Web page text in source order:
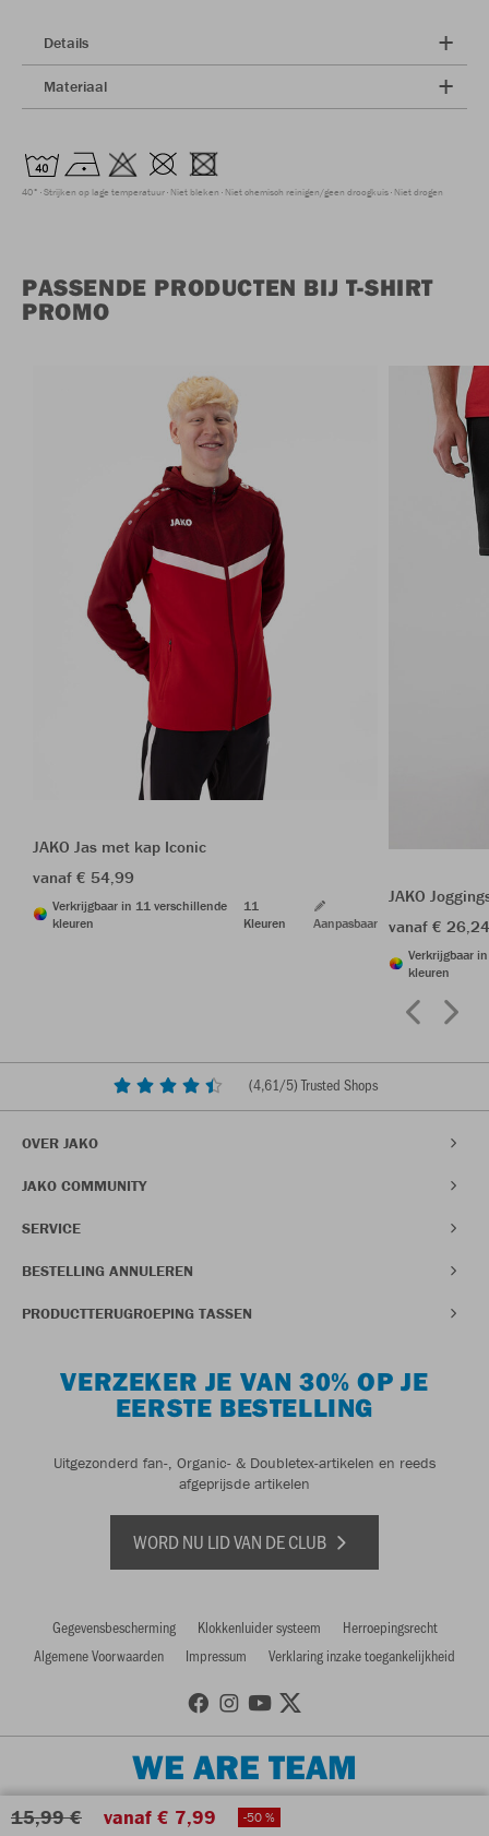
15,99 € vanaf € 7,99 -50 %
Details
Materiaal
40° Strijken op lage temperatuur Niet bleken Niet chemisch reinigen/geen droogkuis Niet drogen
PASSENDE PRODUCTEN BIJ T-SHIRT
PROMO
JAKO Jas met kap Iconic
vanaf € 54,99
Verkrijgbaar in 11 verschillende
kleuren
11
Kleuren
Aanpasbaar
JAKO
vanaf €
Verkrijgbaar
kleuren
(4,61/5) Trusted Shops
OVER JAKO
JAKO COMMUNITY
SERVICE
BESTELLING ANNULEREN
PRODUCTTERUGROEPING TASSEN
VERZEKER JE VAN 30% OP JE
EERSTE BESTELLING
Uitgezonderd fan-, Organic- & Doubletex-artikelen en reeds
afgeprijsde artikelen
WORD NU LID VAN DE CLUB
Gegevensbescherming Klokkenluider systeem
Herroepingsrecht
Algemene Voorwaarden
Impressum Verklaring inzake toegankelijkheid
WE ARE TEAM